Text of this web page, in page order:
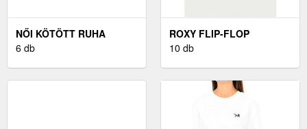
NŐI KÖTÖTT RUHA
WHOO FASHION
6 db
ROXY FLIP-FLOP
FEKETE, NŐI, LAPOS
10 db